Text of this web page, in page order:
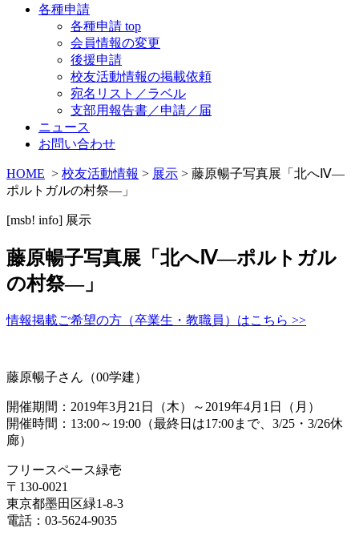
各種申請
各種申請 top
会員情報の変更
後援申請
校友活動情報の掲載依頼
宛名リスト／ラベル
支部用報告書／申請／届
ニュース
お問い合わせ
HOME > 校友活動情報 > 展示 > 藤原暢子写真展「北へⅣ―
ポルトガルの村祭―」
[msb! info] 展示
藤原暢子写真展「北へⅣ―ポルトガル
の村祭―」
情報掲載ご希望の方（卒業生・教職員）はこちら >>
藤原暢子さん（00学建）
開催期間：2019年3月21日（木）～2019年4月1日（月）
開催時間：13:00～19:00（最終日は17:00まで、3/25・3/26休
廊）
フリースペース緑壱
〒130-0021
東京都墨田区緑1-8-3
電話：03-5624-9035